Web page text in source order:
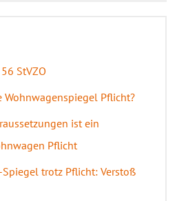
StVZO
Wohnwagenspiegel Pflicht?
ist ein
Pflicht
trotz Pflicht: Verstoß